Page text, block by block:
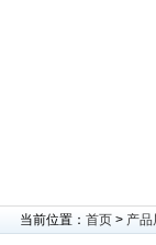
当前位置： 首页 > 产品